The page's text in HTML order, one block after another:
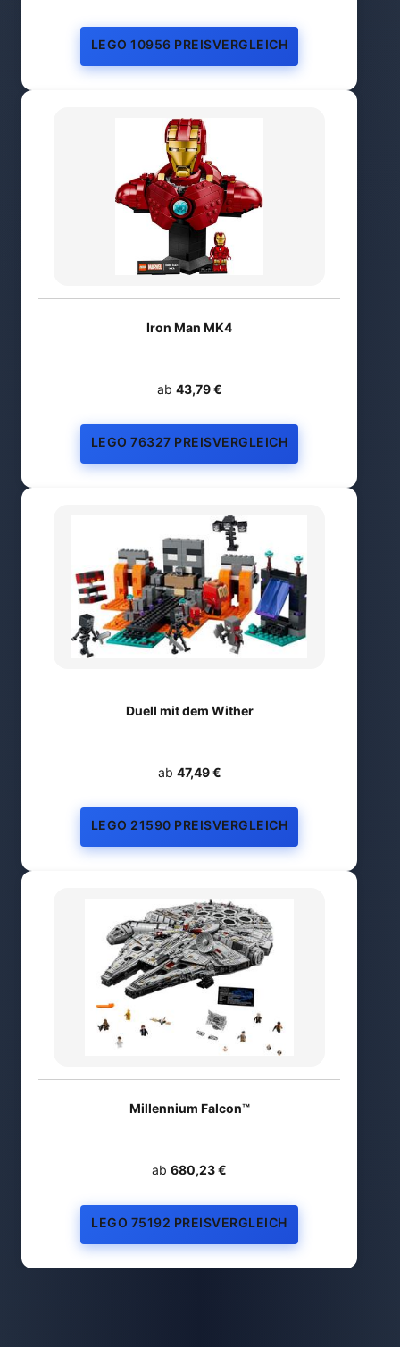
LEGO 10956 PREISVERGLEICH
Iron Man MK4
ab 43,79 €
LEGO 76327 PREISVERGLEICH
Duell mit dem Wither
ab 47,49 €
LEGO 21590 PREISVERGLEICH
Millennium Falcon™
ab 680,23 €
LEGO 75192 PREISVERGLEICH